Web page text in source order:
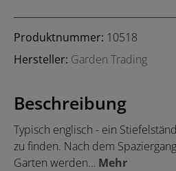
Produktnummer: 10518
Hersteller: Garden Trading
Beschreibung
Typisch englisch - ein
zu finden. Nach dem
Garten werden… Mehr